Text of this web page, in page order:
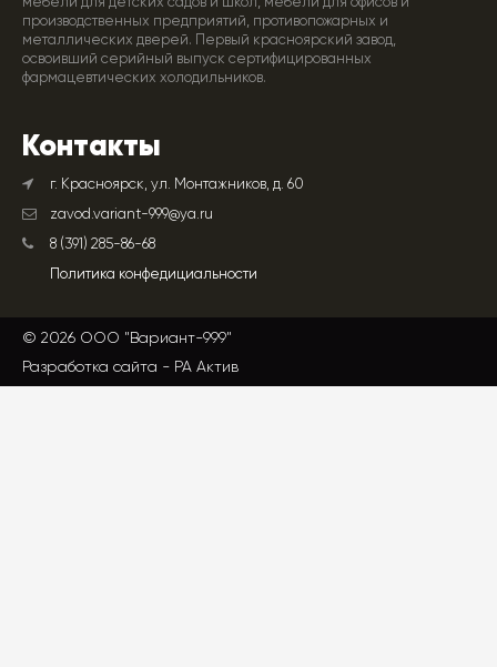
мебели для детских садов и школ, мебели для офисов и
производственных предприятий, противопожарных и
металлических дверей. Первый красноярский завод,
освоивший серийный выпуск сертифицированных
фармацевтических холодильников.
Контакты
г. Красноярск, ул. Монтажников, д. 60
zavod.variant-999@ya.ru
8 (391) 285-86-68
Политика конфедициальности
© 2026 ООО "Вариант-999"
Разработка сайта - РА Актив